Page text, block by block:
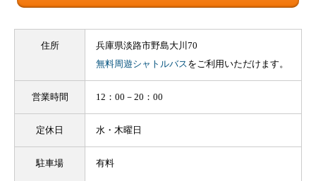
住所
兵庫県淡路市野島大川70
無料周遊シャトルバスをご利用いただけます。
営業時間 12：00－20：00
定休日 水・木曜日
駐車場 有料